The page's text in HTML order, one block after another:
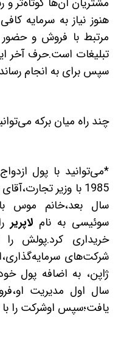
هنوز نیاز به سرمایه
مرتبط با فروش و حضور
تبلیغات است.حرف آخر
سپس برای به انجام
چند راه میان برکه
*می‌توانید با پول
1985 با وزیر تجارت،آقای
سال بعد،خانم موس
سوئیسی به نام لاپریر
خریداری کرد.پولش
شرکت‌های
ژاپن، به اضافه پول
یافت؛سپس اوشرکت را